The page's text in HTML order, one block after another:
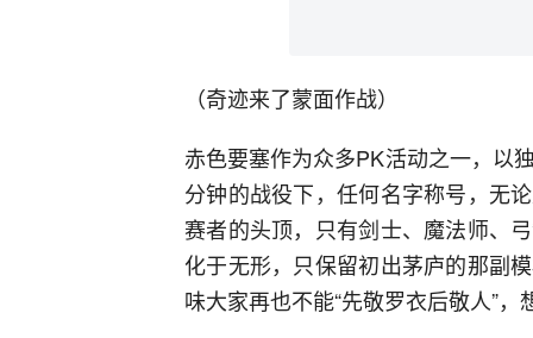
（奇迹来了蒙面作战）
赤色要塞作为众多PK活动之一，以
分钟的战役下，任何名字称号，无
赛者的头顶，只有剑士、魔法师、
化于无形，只保留初出茅庐的那副
味大家再也不能“先敬罗衣后敬人”